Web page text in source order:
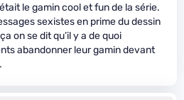
le gamin cool et fun de la série.
sexistes en prime du dessin
on se dit qu’il y a de quoi
abandonner leur gamin devant